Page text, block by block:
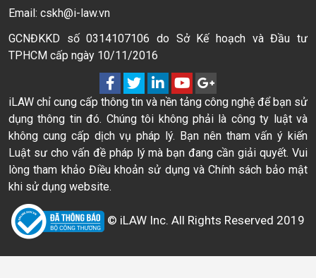
Email: cskh@i-law.vn
GCNĐKKD số 0314107106 do Sở Kế hoạch và Đầu tư
TPHCM cấp ngày 10/11/2016
iLAW chỉ cung cấp thông tin và nền tảng công nghệ để bạn sử
dụng thông tin đó. Chúng tôi không phải là công ty luật và
không cung cấp dịch vụ pháp lý. Bạn nên tham vấn ý kiến
Luật sư cho vấn đề pháp lý mà bạn đang cần giải quyết. Vui
lòng tham khảo Điều khoản sử dụng và Chính sách bảo mật
khi sử dụng website.
© iLAW Inc. All Rights Reserved 2019